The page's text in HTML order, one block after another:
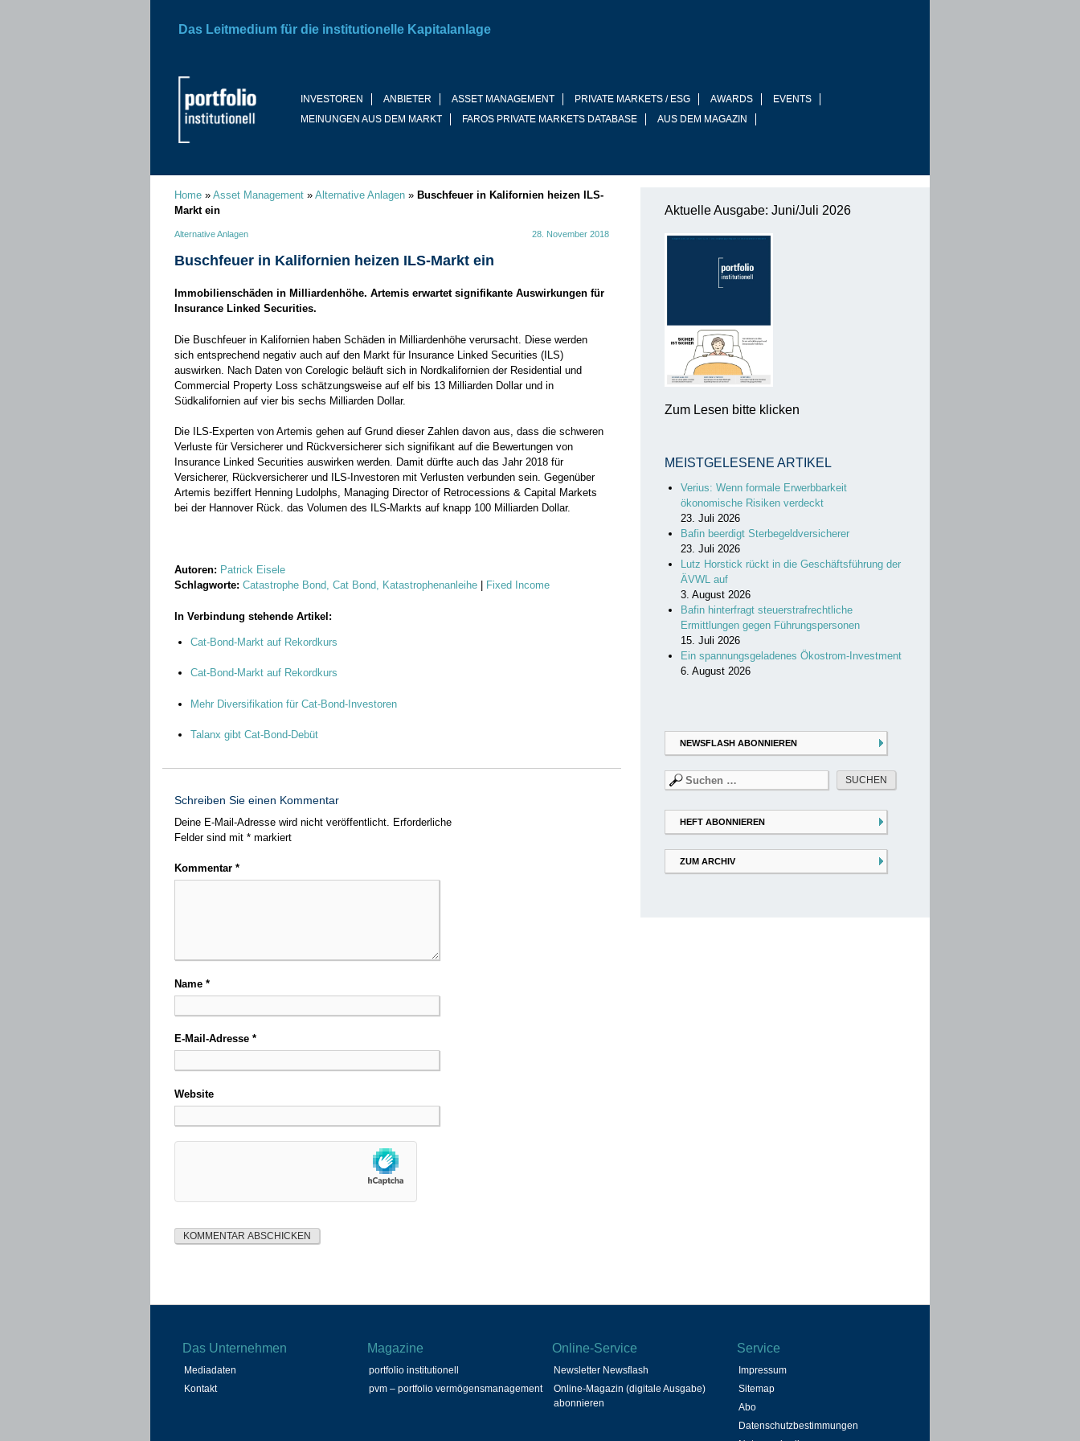
INVESTOREN ANBIETER ASSET MANAGEMENT PRIVATE MARKETS / ESG AWARDS
EVENTS
MEINUNGEN AUS DEM MARKT
FAROS PRIVATE MARKETS DATABASE AUS DEM MAGAZIN
Das Leitmedium für die institutionelle Kapitalanlage
Home » Asset Management » Alternative Anlagen » Buschfeuer in Kalifornien heizen ILS-
Markt ein
Alternative Anlagen 28. November 2018
Buschfeuer in Kalifornien heizen ILS-Markt ein
Immobilienschäden in Milliardenhöhe. Artemis erwartet signifikante Auswirkungen für
Insurance Linked Securities.
Die Buschfeuer in Kalifornien haben Schäden in Milliardenhöhe verursacht. Diese werden
sich entsprechend negativ auch auf den Markt für Insurance Linked Securities (ILS)
auswirken. Nach Daten von Corelogic beläuft sich in Nordkalifornien der Residential und
Commercial Property Loss schätzungsweise auf elf bis 13 Milliarden Dollar und in
Südkalifornien auf vier bis sechs Milliarden Dollar.
Die ILS-Experten von Artemis gehen auf Grund dieser Zahlen davon aus, dass die schweren
Verluste für Versicherer und Rückversicherer sich signifikant auf die Bewertungen von
Insurance Linked Securities auswirken werden. Damit dürfte auch das Jahr 2018 für
Versicherer, Rückversicherer und ILS-Investoren mit Verlusten verbunden sein. Gegenüber
Artemis beziffert Henning Ludolphs, Managing Director of Retrocessions & Capital Markets
bei der Hannover Rück. das Volumen des ILS-Markts auf knapp 100 Milliarden Dollar.
Autoren: Patrick Eisele
Schlagworte: Catastrophe Bond, Cat Bond, Katastrophenanleihe Fixed Income
In Verbindung stehende Artikel:
Cat-Bond-Markt auf Rekordkurs
Cat-Bond-Markt auf Rekordkurs
Mehr Diversifikation für Cat-Bond-Investoren
Talanx gibt Cat-Bond-Debüt
Schreiben Sie einen Kommentar
Deine E-Mail-Adresse wird nicht veröffentlicht. Erforderliche
Felder sind mit * markiert
Kommentar *
Name *
E-Mail-Adresse *
Website
Aktuelle Ausgabe: Juni/Juli 2026
Zum Lesen bitte klicken
MEISTGELESENE ARTIKEL
Verius: Wenn formale Erwerbbarkeit
ökonomische Risiken verdeckt
23. Juli 2026
Bafin beerdigt Sterbegeldversicherer
23. Juli 2026
Lutz Horstick rückt in die Geschäftsführung der
ÄVWL auf
3. August 2026
Bafin hinterfragt steuerstrafrechtliche
Ermittlungen gegen Führungspersonen
15. Juli 2026
Ein spannungsgeladenes Ökostrom-Investment
6. August 2026
NEWSFLASH ABONNIEREN
Suchen
nach:
HEFT ABONNIEREN
ZUM ARCHIV
Das Unternehmen
Mediadaten
Kontakt
Magazine
portfolio institutionell
pvm – portfolio vermögensmanagement
Online-Service
Newsletter Newsflash
Online-Magazin (digitale Ausgabe)
abonnieren
Service
Impressum
Sitemap
Abo
Datenschutzbestimmungen